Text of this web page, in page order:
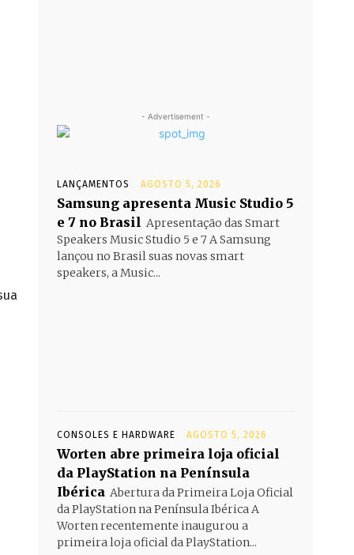
- Advertisement -
LANÇAMENTOS AGOSTO 5, 2026
Samsung apresenta Music Studio 5
e 7 no Brasil Apresentação das Smart
Speakers Music Studio 5 e 7 A Samsung
lançou no Brasil suas novas smart
speakers, a Music...
CONSOLES E HARDWARE AGOSTO 5, 2026
Worten abre primeira loja oficial
da PlayStation na Península
Ibérica Abertura da Primeira Loja Oficial
da PlayStation na Península Ibérica A
Worten recentemente inaugurou a
primeira loja oficial da PlayStation...